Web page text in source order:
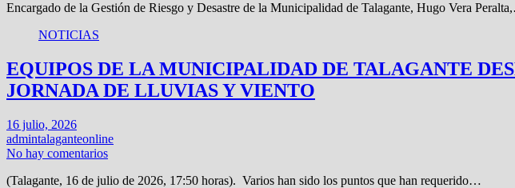
Encargado de la Gestión de Riesgo y Desastre de la Municipalidad de Talagante, Hugo Vera
NOTICIAS
EQUIPOS DE LA MUNICIPALIDAD DE TALAGANTE
JORNADA DE LLUVIAS Y VIENTO
16 julio, 2026
admintalaganteonline
No hay comentarios
(Talagante, 16 de julio de 2026, 17:50 horas). Varios han sido los puntos que han requerido…